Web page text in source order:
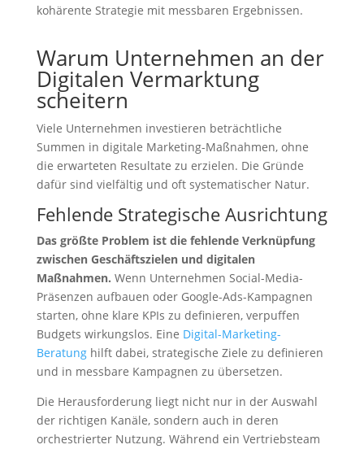
kohärente Strategie mit messbaren Ergebnissen.
Warum Unternehmen an der
Digitalen Vermarktung
scheitern
Viele Unternehmen investieren beträchtliche
Summen in digitale Marketing-Maßnahmen, ohne
die erwarteten Resultate zu erzielen. Die Gründe
dafür sind vielfältig und oft systematischer Natur.
Fehlende Strategische Ausrichtung
Das größte Problem ist die fehlende Verknüpfung
zwischen Geschäftszielen und digitalen
Maßnahmen. Wenn Unternehmen Social-Media-
Präsenzen aufbauen oder Google-Ads-Kampagnen
starten, ohne klare KPIs zu definieren, verpuffen
Budgets wirkungslos. Eine Digital-Marketing-
Beratunghilft dabei, strategische Ziele zu definieren
und in messbare Kampagnen zu übersetzen.
Die Herausforderung liegt nicht nur in der Auswahl
der richtigen Kanäle, sondern auch in deren
orchestrierter Nutzung. Während ein Vertriebsteam